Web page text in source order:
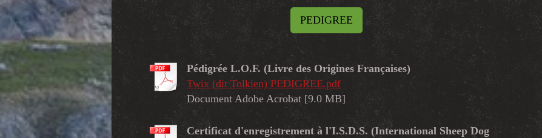
PEDIGREE
Pédigrée L.O.F. (Livre des Origines Françaises)
Twix (dit Tolkien) PEDIGREE.pdf
Document Adobe Acrobat [9.0 MB]
Certificat d'enregistrement à l'I.S.D.S. (International Sheep Dog